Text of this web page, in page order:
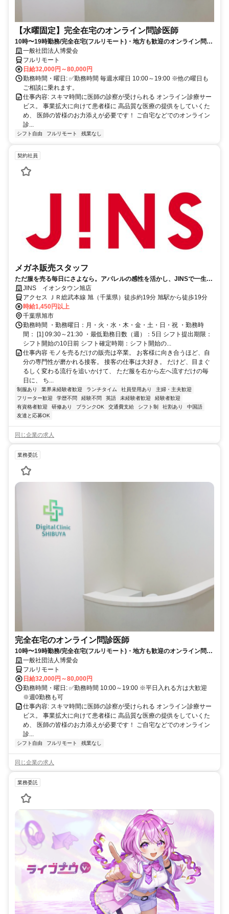
【水曜固定】完全在宅のオンライン問診医師
10時〜19時勤務/完全在宅(フルリモート)・地方も歓迎のオンライン問診
業務一般社団法人博愛会
フルリモート
日給32,000円～80,000円
勤務時間・曜日: ✅勤務時間 毎週水曜日 10:00～19:00 ※他の曜日も
ご相談に乗れます。
仕事内容: スキマ時間に医師の診察が受けられる オンライン診療サー
ビス。 事業拡大に向けて患者様に 高品質な医療の提供をしていくた
め、 医師の皆様のお力添えが必要です！ ご自宅などでのオンライン
診...
シフト自由 フルリモート 残業なし
契約社員
メガネ販売スタッフ
ただ服を売る毎日にさよなら。アパレルの感性を活かし、JINSで一生モ
ノの「専門技術職」へ。
JINS イオンタウン旭店
アクセス ＪＲ総武本線 旭（千葉県）徒歩約19分 旭駅から徒歩19分
時給1,450円以上
千葉県旭市
勤務時間 ・勤務曜日：月・火・水・木・金・土・日・祝 ・勤務時
間： [1] 09:30～21:30 ・最低勤務日数（週）：5日 シフト提出期限：
シフト開始の10日前 シフト確定時期：シフト開始の...
仕事内容 モノを売るだけの販売は卒業。 お客様に向き合うほど、自
分の専門性が磨かれる接客。 接客の仕事は大好き。 だけど、目まぐ
るしく変わる流行を追いかけて、 ただ服を右から左へ流すだけの毎
日に、 ち...
制服あり 業界未経験者歓迎 ランチタイム 社員登用あり
主婦・主夫歓迎
フリーター歓迎
学歴不問 経験不問 英語 未経験者歓迎
経験者歓迎
有資格者歓迎
研修あり ブランクOK 交通費支給 シフト制 社割あり
中国語
友達と応募OK
同じ企業の求人
業務委託
完全在宅のオンライン問診医師
10時〜19時勤務/完全在宅(フルリモート)・地方も歓迎のオンライン問診
業務一般社団法人博愛会
フルリモート
日給32,000円～80,000円
勤務時間・曜日: ✅勤務時間 10:00～19:00 ※平日入れる方は大歓迎
※週0勤務も可
仕事内容: スキマ時間に医師の診察が受けられる オンライン診療サー
ビス。 事業拡大に向けて患者様に 高品質な医療の提供をしていくた
め、 医師の皆様のお力添えが必要です！ ご自宅などでのオンライン
診...
シフト自由 フルリモート 残業なし
同じ企業の求人
業務委託